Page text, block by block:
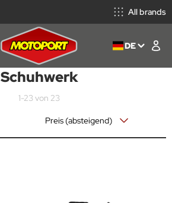
All brands
DE
Schuhwerk
1-23 von 23